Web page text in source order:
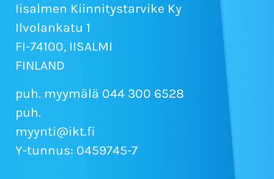
Iisalmen Kiinnitystarvike Ky
Ilvolankatu 1
FI-74100, IISALMI
FINLAND
puh. myymälä 044 300 6528
puh.
myynti@ikt.fi
Y-tunnus: 0459745-7